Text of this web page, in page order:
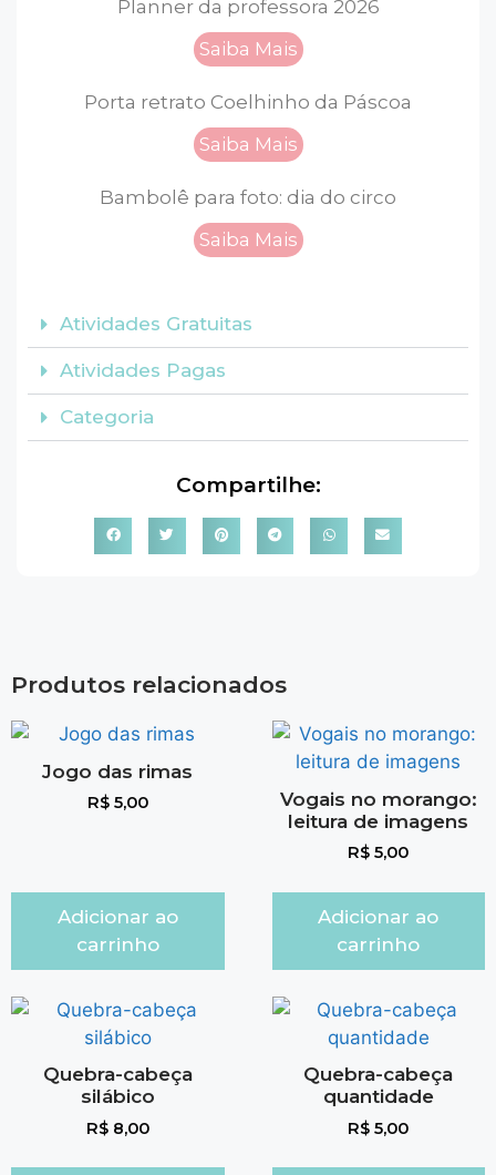
Planner da professora 2026
Saiba Mais
Porta retrato Coelhinho da Páscoa
Saiba Mais
Bambolê para foto: dia do circo
Saiba Mais
Atividades Gratuitas
Atividades Pagas
Categoria
Compartilhe:
Produtos relacionados
Jogo das rimas
R$5,00
Adicionar ao
carrinho
Vogais no morango:
leitura de imagens
R$ 5,00
Adicionar ao
carrinho
Quebra-cabeça
silábico
R$8,00
Quebra-cabeça
quantidade
R$ 5,00